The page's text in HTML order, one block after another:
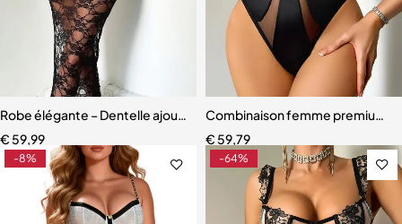
Robe élégante – Dentelle ajourée avec fente haute et effet
€ 59,99
Combinaison femme premium
€ 59,79
-8% -64%